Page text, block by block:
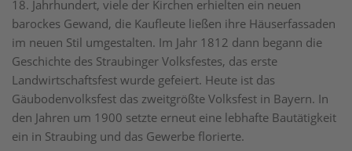
18. Jahrhundert, viele der Kirchen erhielten ein neuen
barockes Gewand, die Kaufleute ließen ihre Häuserfassaden
im neuen Stil umgestalten. Im Jahr 1812 dann begann die
Geschichte des Straubinger Volksfestes, das erste
Landwirtschaftsfest wurde gefeiert. Heute ist das
Gäubodenvolksfest das zweitgrößte Volksfest in Bayern. In
den Jahren um 1900 setzte erneut eine lebhafte Bautätigkeit
ein in Straubing und das Gewerbe florierte.